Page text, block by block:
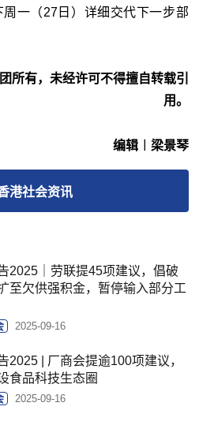
一（27日）详细交代下一步部
所有，未经许可不得擅自转载引
用。
编辑︱梁景琴
港社会资讯
2025｜劳联提45项建议，倡破
至欠供强积金，暂停输入部分工
2025-09-16
2025 | 厂商会提逾100项建议，
食品科技生态圈
2025-09-16